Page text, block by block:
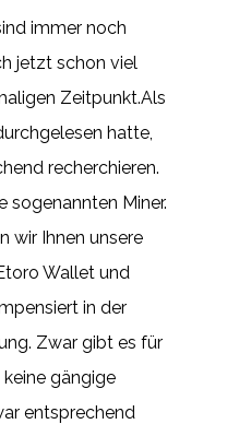
immer noch
jetzt schon viel
Zeitpunkt.Als
hatte,
recherchieren.
sogenannten Miner.
wir Ihnen unsere
Wallet und
in der
Zwar gibt es für
gängige
entsprechend